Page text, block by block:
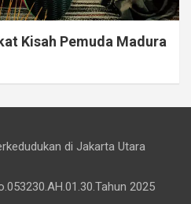
Kisah Pemuda Madura
di Jakarta Utara
2025